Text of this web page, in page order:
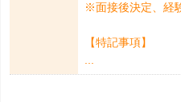
※面接後決定、経
【特記事項】
...